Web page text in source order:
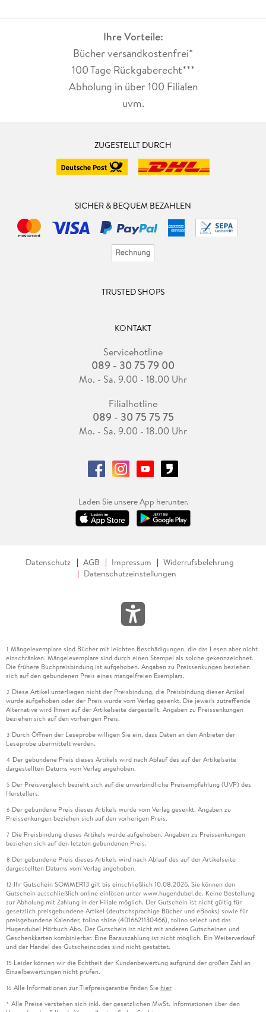
Ihre Vorteile:
Bücher versandkostenfrei*
100 Tage Rückgaberecht***
Abholung in über 100 Filialen
uvm.
ZUGESTELLT DURCH
SICHER & BEQUEM BEZAHLEN
TRUSTED SHOPS
KONTAKT
Servicehotline
089 - 30 75 79 00
Mo. - Sa. 9.00 - 18.00 Uhr
Filialhotline
089 - 30 75 75 75
Mo. - Sa. 9.00 - 18.00 Uhr
Laden Sie unsere App herunter.
Datenschutz AGB Impressum
Widerrufsbelehrung
Datenschutzeinstellungen
1 Mängelexemplare sind Bücher mit leichten Beschädigungen, die das Lesen aber nicht
einschränken. Mängelexemplare sind durch einen Stempel als solche gekennzeichnet.
Die frühere Buchpreisbindung ist aufgehoben. Angaben zu Preissenkungen beziehen
sich auf den gebundenen Preis eines mangelfreien Exemplars.
2 Diese Artikel unterliegen nicht der Preisbindung, die Preisbindung dieser Artikel
wurde aufgehoben oder der Preis wurde vom Verlag gesenkt. Die jeweils zutreffende
Alternative wird Ihnen auf der Artikelseite dargestellt. Angaben zu Preissenkungen
beziehen sich auf den vorherigen Preis.
3 Durch Öffnen der Leseprobe willigen Sie ein, dass Daten an den Anbieter der
Leseprobe übermittelt werden.
4 Der gebundene Preis dieses Artikels wird nach Ablauf des auf der Artikelseite
dargestellten Datums vom Verlag angehoben.
5 Der Preisvergleich bezieht sich auf die unverbindliche Preisempfehlung (UVP) des
Herstellers.
6 Der gebundene Preis dieses Artikels wurde vom Verlag gesenkt. Angaben zu
Preissenkungen beziehen sich auf den vorherigen Preis.
7 Die Preisbindung dieses Artikels wurde aufgehoben. Angaben zu Preissenkungen
beziehen sich auf den letzten gebundenen Preis.
8 Der gebundene Preis dieses Artikels wird nach Ablauf des auf der Artikelseite
dargestellten Datums vom Verlag angehoben.
12 Ihr Gutschein SOMMER13 gilt bis einschließlich 10.08.2026. Sie können den
Gutschein ausschließlich online einlösen unter www.hugendubel.de. Keine Bestellung
zur Abholung mit Zahlung in der Filiale möglich. Der Gutschein ist nicht gültig für
gesetzlich preisgebundene Artikel (deutschsprachige Bücher und eBooks) sowie für
preisgebundene Kalender, tolino shine (4016621130466), tolino select und das
Hugendubel Hörbuch Abo. Der Gutschein ist nicht mit anderen Gutscheinen und
Geschenkkarten kombinierbar. Eine Barauszahlung ist nicht möglich. Ein Weiterverkauf
und der Handel des Gutscheincodes sind nicht gestattet.
15 Leider können wir die Echtheit der Kundenbewertung aufgrund der großen Zahl an
Einzelbewertungen nicht prüfen.
16 Alle Informationen zur Tiefpreisgarantie finden Sie hier
* Alle Preise verstehen sich inkl. der gesetzlichen MwSt. Informationen über den